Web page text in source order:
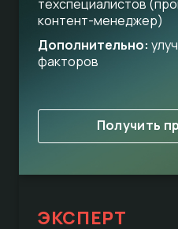
техспециалистов
контент-менеджер)
Дополнительно:
факторов
Получить
ЭКСПЕРТ